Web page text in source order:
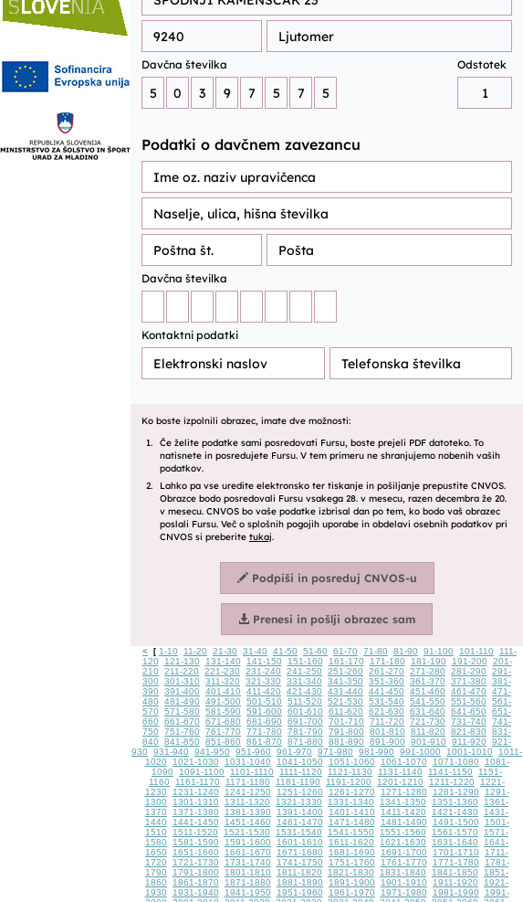
< [ 1-10 11-20 21-30 31-40 41-50 51-60 61-70 71-80 81-90 91-100 101-110
111-
120
121-130 131-140 141-150 151-160 161-170 171-180 181-190 191-200
201-
210
211-220 221-230 231-240 241-250 251-260 261-270 271-280 281-290
291-
300
301-310 311-320 321-330 331-340 341-350 351-360 361-370 371-380
381-
390
391-400 401-410 411-420 421-430 431-440 441-450 451-460 461-470
471-
480
481-490 491-500 501-510 511-520 521-530 531-540 541-550 551-560
561-
570
571-580 581-590 591-600 601-610 611-620 621-630 631-640 641-650
651-
660
661-670 671-680 681-690 691-700 701-710 711-720 721-730 731-740
741-
750
751-760 761-770 771-780 781-790 791-800 801-810 811-820 821-830
831-
840
841-850 851-860 861-870 871-880 881-890 891-900 901-910 911-920
921-
930
931-940 941-950 951-960 961-970 971-980 981-990 991-1000 1001-1010
1011-
1020
1021-1030 1031-1040 1041-1050 1051-1060 1061-1070 1071-1080
1081-
1090
1091-1100 1101-1110 1111-1120 1121-1130 1131-1140 1141-1150
1151-
1160
1161-1170 1171-1180 1181-1190 1191-1200 1201-1210 1211-1220
1221-
1230
1231-1240 1241-1250 1251-1260 1261-1270 1271-1280 1281-1290
1291-
1300
1301-1310 1311-1320 1321-1330 1331-1340 1341-1350 1351-1360
1361-
1370
1371-1380 1381-1390 1391-1400 1401-1410 1411-1420 1421-1430
1431-
1440
1441-1450 1451-1460 1461-1470 1471-1480 1481-1490 1491-1500
1501-
1510
1511-1520 1521-1530 1531-1540 1541-1550 1551-1560 1561-1570
1571-
1580
1581-1590 1591-1600 1601-1610 1611-1620 1621-1630 1631-1640
1641-
1650
1651-1660 1661-1670 1671-1680 1681-1690 1691-1700 1701-1710
1711-
1720
1721-1730 1731-1740 1741-1750 1751-1760 1761-1770 1771-1780
1781-
1790
1791-1800 1801-1810 1811-1820 1821-1830 1831-1840 1841-1850
1851-
1860
1861-1870 1871-1880 1881-1890 1891-1900 1901-1910 1911-1920
1921-
1930
1931-1940 1941-1950 1951-1960 1961-1970 1971-1980 1981-1990
1991-